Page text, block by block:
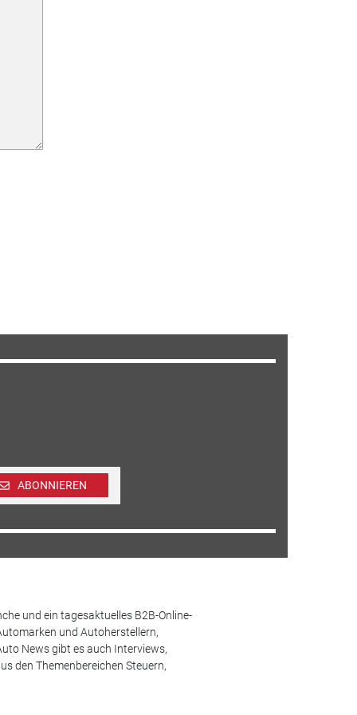
ABONNIEREN
und ein tagesaktuelles B2B-Online-
und Autoherstellern,
News gibt es auch Interviews,
den Themenbereichen Steuern,